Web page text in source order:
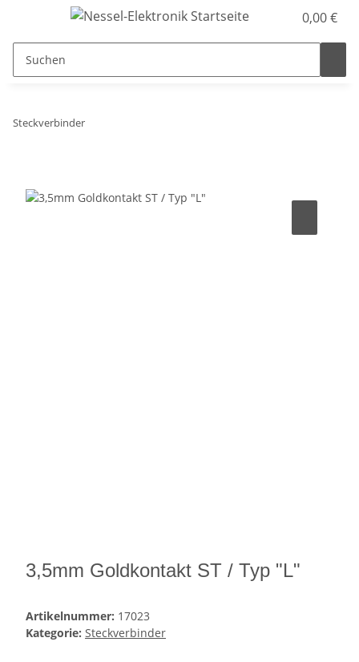
0,00 €
Steckverbinder
3,5mm Goldkontakt ST / Typ "L"
Artikelnummer: 17023
Kategorie: Steckverbinder